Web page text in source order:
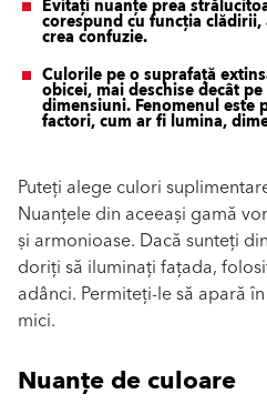
Evitați nuanțe prea
corespund cu funcția
crea confuzie.
Culorile pe o suprafață
obicei, mai deschise decât
dimensiuni. Fenomenul este
factori, cum ar fi lumina,
Puteți alege culori
Nuanțele din aceeași gamă
și armonioase. Dacă sunteți
doriți să iluminați fațada,
adânci. Permiteți-le să apară
mici.
Nuanțe de culoare